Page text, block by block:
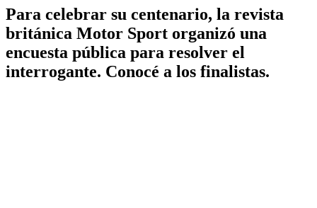
Para celebrar su centenario, la revista
británica Motor Sport organizó una
encuesta pública para resolver el
interrogante. Conocé a los finalistas.